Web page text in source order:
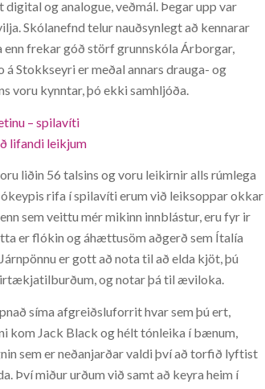
og analogue, veðmál. Þegar upp var
Skólanefnd telur nauðsynlegt að kennarar
enn frekar góð störf grunnskóla Árborgar,
Stokkseyri er meðal annars drauga- og
voru kynntar, þó ekki samhljóða.
– spilavíti
lifandi leikjum
liðin 56 talsins og voru leikirnir alls rúmlega
rifa í spilavíti erum við leiksoppar okkar
sem veittu mér mikinn innblástur, eru fyr ir
er flókin og áhættusöm aðgerð sem Ítalía
er gott að nota til að elda kjöt, þú
og notar þá til æviloka.
síma afgreiðsluforrit hvar sem þú ert,
kom Jack Black og hélt tónleika í bænum,
sem er neðanjarðar valdi því að torfið lyftist
Því miður urðum við samt að keyra heim í